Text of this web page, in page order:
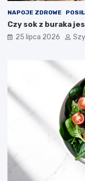
NAPOJE ZDROWE
Czy sok z buraka
25 lipca 2026